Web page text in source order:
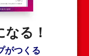
る！
がつくる